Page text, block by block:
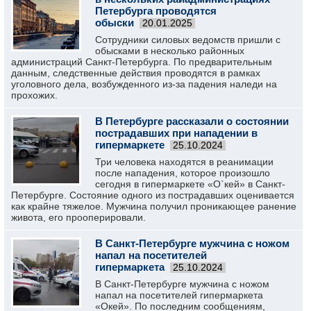
Петербурга проводятся
обыски
20.01.2025
Сотрудники силовых ведомств пришли с
обысками в несколько районных
администраций Санкт-Петербурга. По предварительным
данным, следственные действия проводятся в рамках
уголовного дела, возбужденного из-за падения наледи на
прохожих.
В Петербурге рассказали о состоянии
пострадавших при нападении в
гипермаркете
25.10.2024
Три человека находятся в реанимации
после нападения, которое произошло
сегодня в гипермаркете «О`кей» в Санкт-
Петербурге. Состояние одного из пострадавших оценивается
как крайне тяжелое. Мужчина получил проникающее ранение
живота, его прооперировали.
В Санкт-Петербурге мужчина с ножом
напал на посетителей
гипермаркета
25.10.2024
В Санкт-Петербурге мужчина с ножом
напал на посетителей гипермаркета
«Окей». По последним сообщениям,